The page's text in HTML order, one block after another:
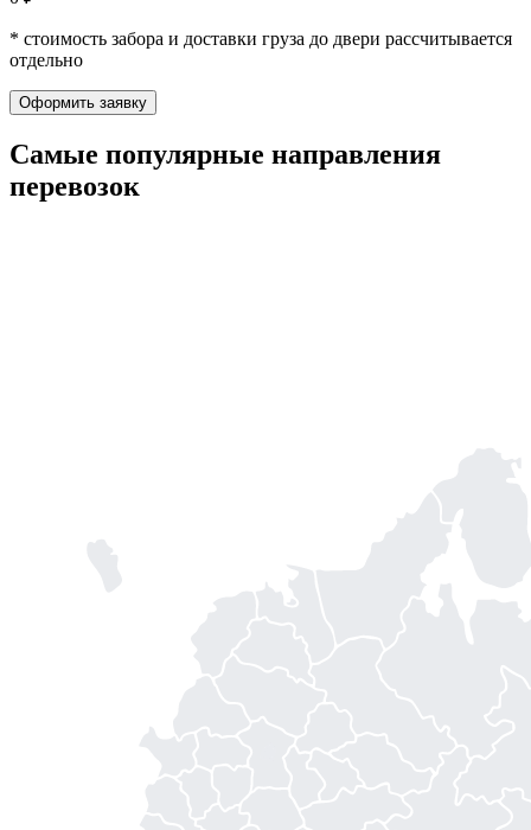
* стоимость забора и доставки груза до двери рассчитывается
отдельно
Оформить заявку
Самые популярные направления
перевозок